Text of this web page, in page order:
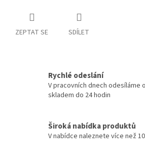
ZEPTAT SE SDÍLET
Rychlé odeslání
V pracovních dnech odesíláme
skladem do 24 hodin
Široká nabídka produktů
V nabídce naleznete více než